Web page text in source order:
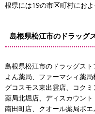
根県には19の市区町村におよ
島根県松江市のドラッグ
島根県松江市のドラッグス
よん薬局、ファーマシィ薬
グコスモス東出雲店、コク
薬局北堀店、ディスカウン
南田町店、クオール薬局ポ